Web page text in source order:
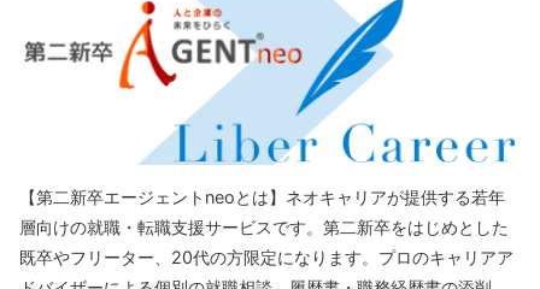
【第二新卒エージェントneoとは】ネオキャリアが提供する若年
層向けの就職・転職支援サービスです。第二新卒をはじめとした
既卒やフリーター、20代の方限定になります。プロのキャリアア